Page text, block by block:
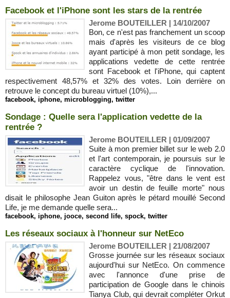
Facebook et l'iPhone sont les stars de la rentrée
Jerome BOUTEILLER | 14/10/2007
Bon, ce n'est pas franchement un scoop
mais d'après les visiteurs de ce blog
ayant participé à mon petit sondage, les
applications vedette de cette rentrée
sont Facebook et l'iPhone, qui captent
respectivement 48,57% et 32% des votes. Loin derrière on
retrouve le concept du bureau virtuel (10%),...
facebook, iphone, microblogging, twitter
Sondage : Quelle sera l'application vedette de la
rentrée ?
Jerome BOUTEILLER | 01/09/2007
Suite à mon premier billet sur le web 2.0
et l'art contemporain, je poursuis sur le
caractère cyclique de l'innovation.
Rappelez vous, "être dans le vent est
avoir un destin de feuille morte" nous
disait le philosophe Jean Guiton après le pétard mouillé Second
Life, je me demande quelle sera...
facebook, iphone, jooce, second life, spock, twitter
Les réseaux sociaux à l'honneur sur NetEco
Jerome BOUTEILLER | 21/08/2007
Grosse journée sur les réseaux sociaux
aujourd'hui sur NetEco. On commence
avec l'annonce d'une prise de
participation de Google dans le chinois
Tianya Club, qui devrait compléter Orkut